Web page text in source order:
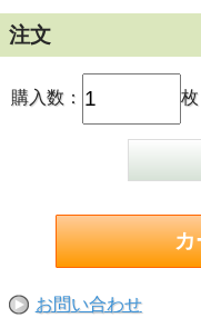
注文
購入数： 枚
お問い合わせ